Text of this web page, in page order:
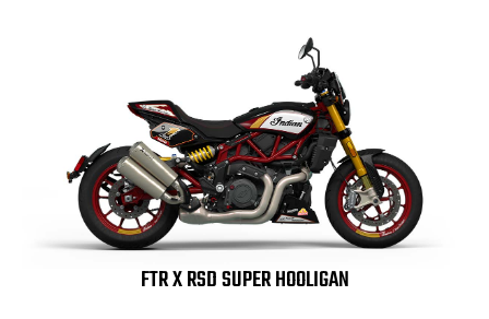
FTR X RSD SUPER HOOLIGAN